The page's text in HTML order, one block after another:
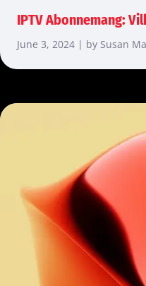
IPTV Abonnemang:
June 3, 2024 | by Susan